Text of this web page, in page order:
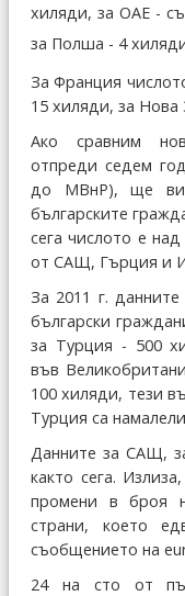
хиляди, за ОАЕ -
за Полша - 4
За Франция
15 хиляди, за Нова
Ако сравним
отпреди седем
до МВнР), ще
българските
сега числото е
от САЩ, Гърция и
За 2011 г.
български
за Турция - 500
във
100 хиляди, тези
Турция са
Данните за САЩ,
както сега.
промени в броя
страни, което
съобщението на
24 на сто от